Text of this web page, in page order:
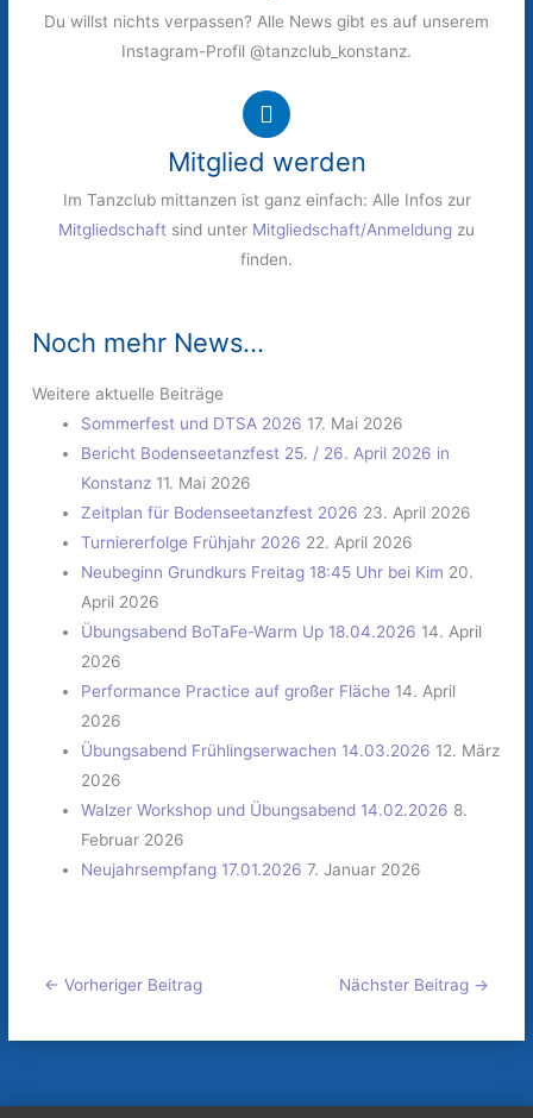
Du willst nichts verpassen? Alle News gibt es auf unserem
Instagram-Profil @tanzclub_konstanz.
Mitglied werden
Im Tanzclub mittanzen ist ganz einfach: Alle Infos zur
Mitgliedschaft sind unter Mitgliedschaft/Anmeldung zu
finden.
Noch mehr News...
Weitere aktuelle Beiträge
Sommerfest und DTSA 2026 17. Mai 2026
Bericht Bodenseetanzfest 25. / 26. April 2026 in
Konstanz 11. Mai 2026
Zeitplan für Bodenseetanzfest 2026 23. April 2026
Turniererfolge Frühjahr 2026 22. April 2026
Neubeginn Grundkurs Freitag 18:45 Uhr bei Kim 20.
April 2026
Übungsabend BoTaFe-Warm Up 18.04.2026 14. April
2026
Performance Practice auf großer Fläche 14. April
2026
Übungsabend Frühlingserwachen 14.03.2026 12. März
2026
Walzer Workshop und Übungsabend 14.02.2026 8.
Februar 2026
Neujahrsempfang 17.01.2026 7. Januar 2026
← Vorheriger Beitrag Nächster Beitrag →